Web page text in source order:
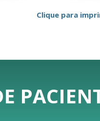
Clique para